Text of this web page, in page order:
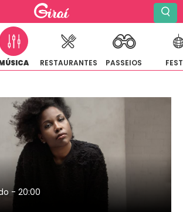
RESTAURANTES PASSEIOS
- 20:00